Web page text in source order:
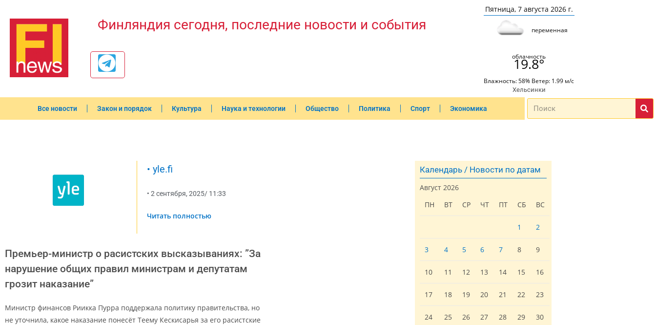
Финляндия сегодня, последние новости и события
Пятница, 7 августа 2026 г.
переменная
облачность
19.8°
Влажность: 58% Ветер: 1.99 м/с
Хельсинки
Все новости Закон и порядок Культура Наука и технологии Общество Политика Спорт Экономика
• yle.fi
• 2 сентября, 2025/ 11:33
Читать полностью
Премьер-министр о расистских высказываниях: ”За
нарушение общих правил министрам и депутатам
грозит наказание”
Министр финансов Риикка Пурра поддержала политику правительства, но
не уточнила, какое наказание понесёт Теему Кескисарья за его расистские
Календарь / Новости по датам
Август 2026
ПН
ВТ СР ЧТ ПТ СБ ВС
1 2
3 4 5 6 7 8 9
10 11 12 13 14 15 16
17 18 19 20 21 22 23
24 25 26 27 28 29 30